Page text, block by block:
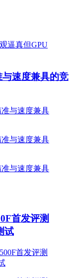
速度兼具的竞
首发评测
试